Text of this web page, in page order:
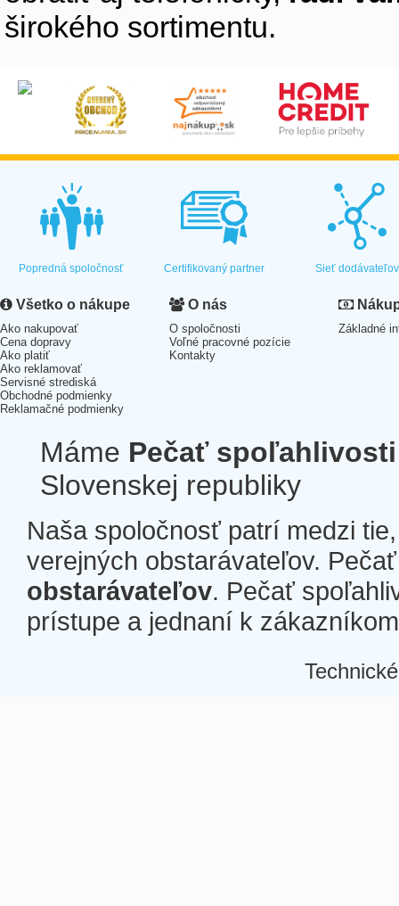
širokého sortimentu.
Popredná spoločnosť Certifikovaný partner Sieť dodávateľov
Všetko o nákupe
Ako nakupovať
Cena dopravy
Ako platiť
Ako reklamovať
Servisné strediská
Obchodné podmienky
Reklamačné podmienky
O nás
O spoločnosti
Voľné pracovné pozície
Kontakty
Základné
Máme Pečať spoľahlivosti
Slovenskej republiky
Naša spoločnosť patrí medzi
verejných obstarávateľov.
obstarávateľov. Pečať
prístupe a jednaní k